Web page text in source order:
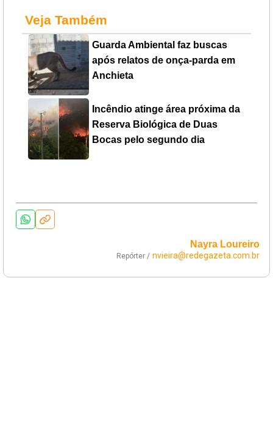
Veja Também
Guarda Ambiental faz buscas
após relatos de onça-parda em
Anchieta
Incêndio atinge área próxima da
Reserva Biológica de Duas
Bocas pelo segundo dia
Nayra Loureiro
Repórter / nvieira@redegazeta.com.br